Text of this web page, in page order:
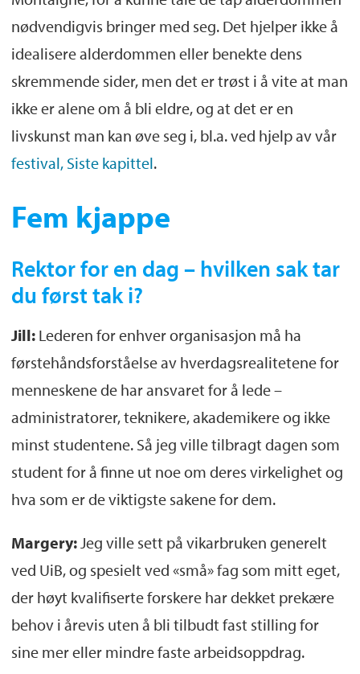
nødvendigvis bringer med seg. Det hjelper ikke å
idealisere alderdommen eller benekte dens
skremmende sider, men det er trøst i å vite at man
ikke er alene om å bli eldre, og at det er en
livskunst man kan øve seg i, bl.a. ved hjelp av vår
festival, Siste kapittel.
Fem kjappe
Rektor for en dag – hvilken sak tar
du først tak i?
Jill:Lederen for enhver organisasjon må ha
førstehåndsforståelse av hverdagsrealitetene for
menneskene de har ansvaret for å lede –
administratorer, teknikere, akademikere og ikke
minst studentene. Så jeg ville tilbragt dagen som
student for å finne ut noe om deres virkelighet og
hva som er de viktigste sakene for dem.
Margery:Jeg ville sett på vikarbruken generelt
ved UiB, og spesielt ved «små» fag som mitt eget,
der høyt kvalifiserte forskere har dekket prekære
behov i årevis uten å bli tilbudt fast stilling for
sine mer eller mindre faste arbeidsoppdrag.